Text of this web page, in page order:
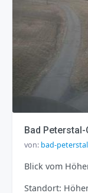
Bad
von: bad-
Blick vom
Standort: